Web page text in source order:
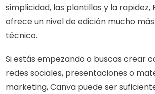
simplicidad, las plantillas y la rapidez,
ofrece un nivel de edición mucho
técnico.
Si estás empezando o buscas crear
redes sociales, presentaciones o
marketing, Canva puede ser